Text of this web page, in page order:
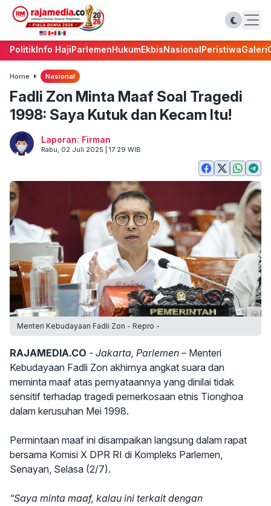
PolitikInfo HajiParlemenHukumEkbisNasionalPeristiwaGaleri
Home Nasional
Fadli Zon Minta Maaf Soal Tragedi
1998: Saya Kutuk dan Kecam Itu!
Laporan: Firman
Rabu, 02 Juli 2025 | 17:29 WIB
Menteri Kebudayaan Fadli Zon - Repro -
RAJAMEDIA.CO - Jakarta, Parlemen –Menteri
Kebudayaan Fadli Zon akhirnya angkat suara dan
meminta maaf atas pernyataannya yang dinilai tidak
sensitif terhadap tragedi pemerkosaan etnis Tionghoa
dalam kerusuhan Mei 1998.
Permintaan maaf ini disampaikan langsung dalam rapat
bersama Komisi X DPR RI di Kompleks Parlemen,
Senayan, Selasa (2/7).
“Saya minta maaf, kalau ini terkait dengan